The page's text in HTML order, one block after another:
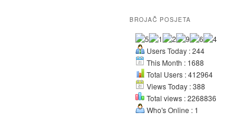
BROJAČ POSJETA
Users Today : 244
This Month : 1688
Total Users : 412964
Views Today : 388
Total views : 2268836
Who's Online : 1